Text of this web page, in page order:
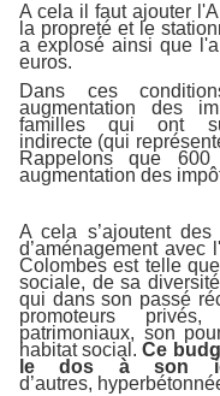
A cela il faut ajouter
la propreté et le
a explosé ainsi que
euros.
Dans ces
augmentation des
familles qui ont
indirecte (qui
Rappelons que 600
augmentation des
A cela s’ajoutent
d’aménagement
Colombes est telle
sociale, de sa
qui dans son passé
promoteurs
patrimoniaux, son
habitat social. Ce
le dos à son
d’autres,